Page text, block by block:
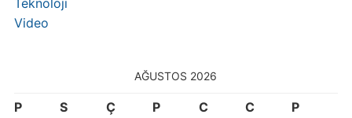
Video
AĞUSTOS 2026
P S Ç P C C
P